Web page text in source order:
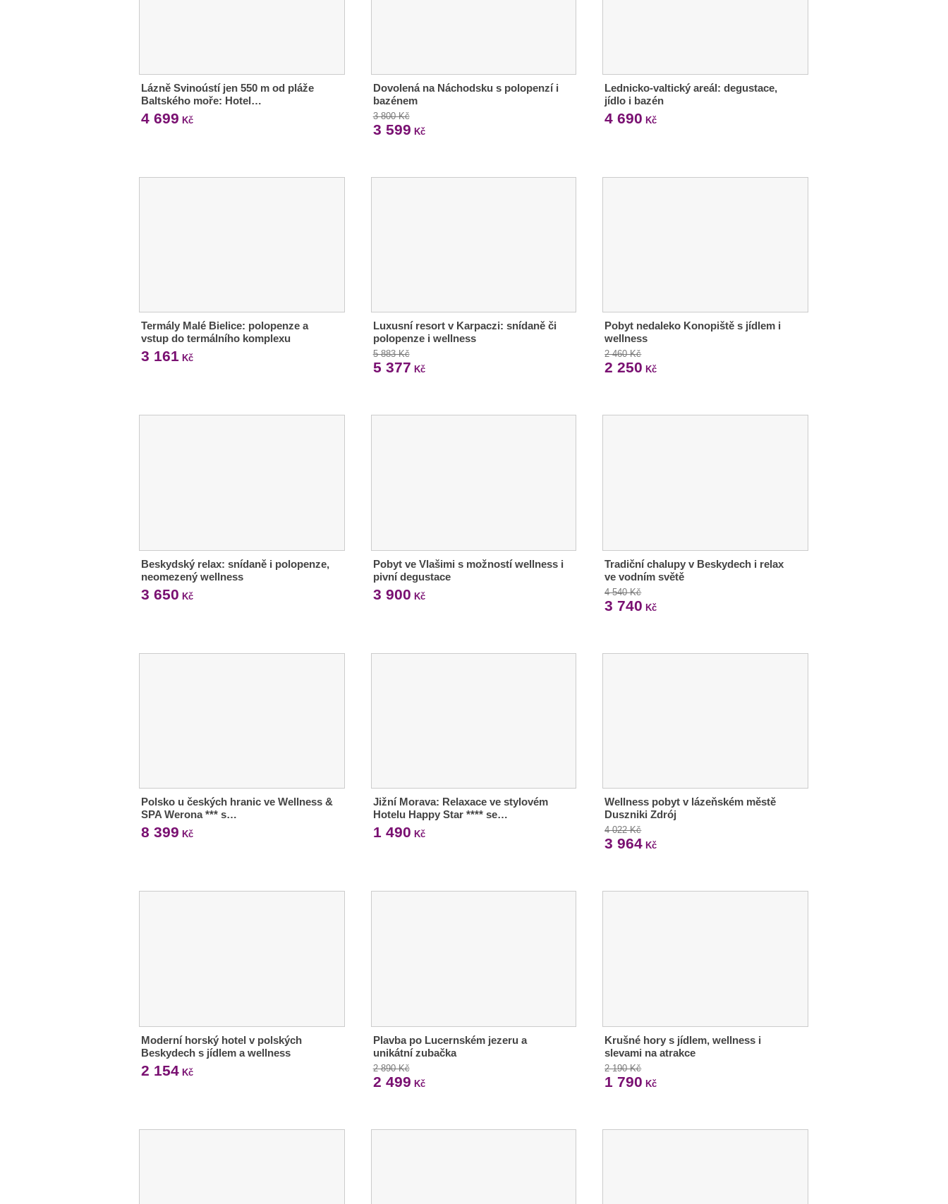
Lázně Svinoústí jen 550 m od pláže
Baltského moře: Hotel…
4 699 Kč
Dovolená na Náchodsku s polopenzí i
bazénem
3 800 Kč
3 599 Kč
Lednicko-valtický areál: degustace,
jídlo i bazén
4 690 Kč
Termály Malé Bielice: polopenze a
vstup do termálního komplexu
3 161 Kč
Luxusní resort v Karpaczi: snídaně či
polopenze i wellness
5 883 Kč
5 377 Kč
Pobyt nedaleko Konopiště s jídlem i
wellness
2 460 Kč
2 250 Kč
Beskydský relax: snídaně i polopenze,
neomezený wellness
3 650 Kč
Pobyt ve Vlašimi s možností wellness i
pivní degustace
3 900 Kč
Tradiční chalupy v Beskydech i relax
ve vodním světě
4 540 Kč
3 740 Kč
Polsko u českých hranic ve Wellness &
SPA Werona *** s…
8 399 Kč
Jižní Morava: Relaxace ve stylovém
Hotelu Happy Star **** se…
1 490 Kč
Wellness pobyt v lázeňském městě
Duszniki Zdrój
4 022 Kč
3 964 Kč
Moderní horský hotel v polských
Beskydech s jídlem a wellness
2 154 Kč
Plavba po Lucernském jezeru a
unikátní zubačka
2 890 Kč
2 499 Kč
Krušné hory s jídlem, wellness i
slevami na atrakce
2 190 Kč
1 790 Kč